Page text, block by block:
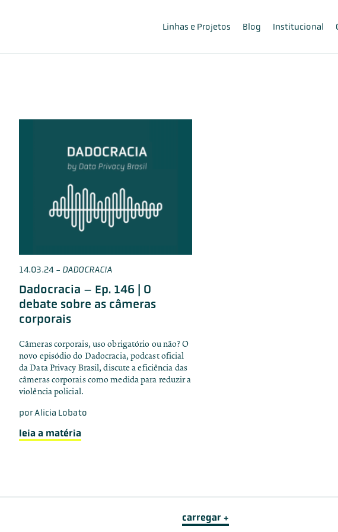
Linhas e Projetos Blog Institucional
14.03.24- DADOCRACIA
Dadocracia – Ep. 146 | O
debate sobre as câmeras
corporais
Câmeras corporais, uso obrigatório ou não? O
novo episódio do Dadocracia, podcast oficial
da Data Privacy Brasil, discute a eficiência das
câmeras corporais como medida para reduzir a
violência policial.
porAlicia Lobato
leia a matéria
carregar +